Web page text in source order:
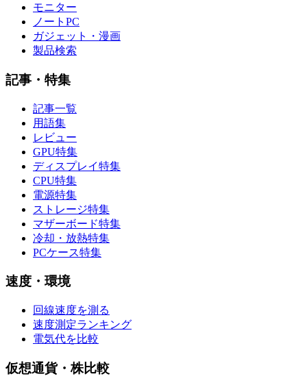
モニター
ノートPC
ガジェット・漫画
製品検索
記事・特集
記事一覧
用語集
レビュー
GPU特集
ディスプレイ特集
CPU特集
電源特集
ストレージ特集
マザーボード特集
冷却・放熱特集
PCケース特集
速度・環境
回線速度を測る
速度測定ランキング
電気代を比較
仮想通貨・株比較